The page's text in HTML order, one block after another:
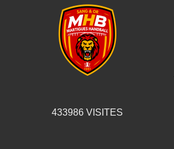
433986 VISITES